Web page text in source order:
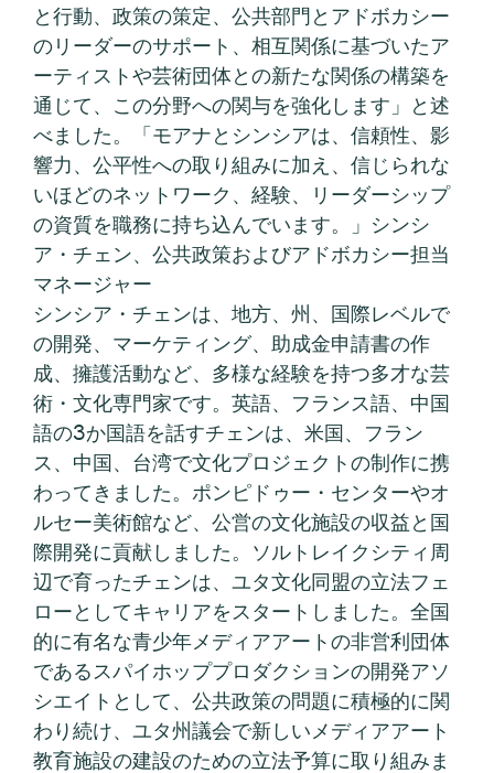
と行動、政策の策定、公共部門とアドボカシー
のリーダーのサポート、相互関係に基づいたア
ーティストや芸術団体との新たな関係の構築を
通じて、この分野への関与を強化します」と述
べました。「モアナとシンシアは、信頼性、影
響力、公平性への取り組みに加え、信じられな
いほどのネットワーク、経験、リーダーシップ
の資質を職務に持ち込んでいます。」シンシ
ア・チェン、公共政策およびアドボカシー担当
マネージャー
シンシア・チェンは、地方、州、国際レベルで
の開発、マーケティング、助成金申請書の作
成、擁護活動など、多様な経験を持つ多才な芸
術・文化専門家です。英語、フランス語、中国
語の3か国語を話すチェンは、米国、フラン
ス、中国、台湾で文化プロジェクトの制作に携
わってきました。ポンピドゥー・センターやオ
ルセー美術館など、公営の文化施設の収益と国
際開発に貢献しました。ソルトレイクシティ周
辺で育ったチェンは、ユタ文化同盟の立法フェ
ローとしてキャリアをスタートしました。全国
的に有名な青少年メディアアートの非営利団体
であるスパイホッププロダクションの開発アソ
シエイトとして、公共政策の問題に積極的に関
わり続け、ユタ州議会で新しいメディアアート
教育施設の建設のための立法予算に取り組みま